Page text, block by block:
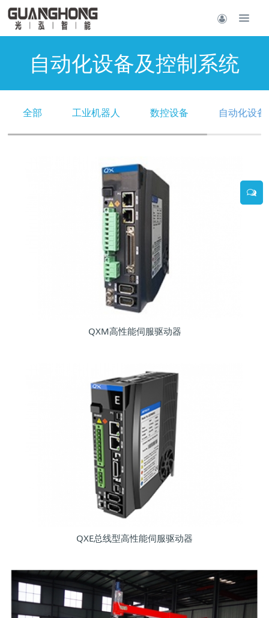
自动化设备及控制系统
全部 工业机器人 数控设备 自动化设
QXM高性能伺服驱动器
QXE总线型高性能伺服驱动器